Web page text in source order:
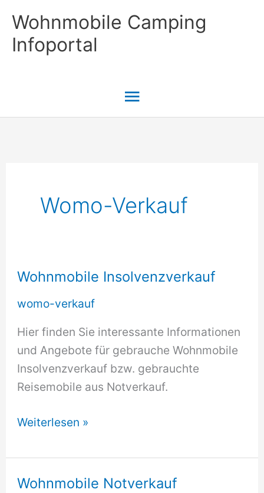
Inhalt
springen
Wohnmobile Camping
Infoportal
Hauptmenü
Womo-Verkauf
Wohnmobile Insolvenzverkauf
womo-verkauf
Hier finden Sie interessante Informationen
und Angebote für gebrauche Wohnmobile
Insolvenzverkauf bzw. gebrauchte
Reisemobile aus Notverkauf.
Wohnmobile
Weiterlesen »
Wohnmobile Notverkauf